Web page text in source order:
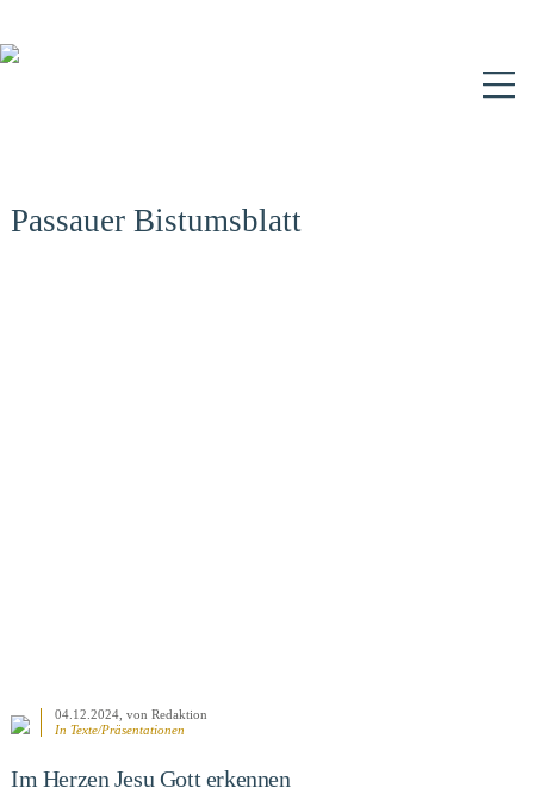
Passauer Bistumsblatt
04.12.2024, von Redaktion
In Texte/Präsentationen
Im Herzen Jesu Gott erkennen